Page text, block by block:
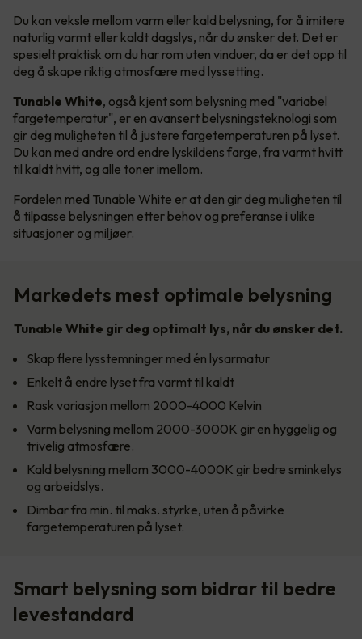
Du kan veksle mellom varm eller kald belysning, for å imitere
naturlig varmt eller kaldt dagslys, når du ønsker det. Det er
spesielt praktisk om du har rom uten vinduer, da er det opp til
deg å skape riktig atmosfære med lyssetting.
Tunable White, også kjent som belysning med "variabel
fargetemperatur", er en avansert belysningsteknologi som
gir deg muligheten til å justere fargetemperaturen på lyset.
Du kan med andre ord endre lyskildens farge, fra varmt hvitt
til kaldt hvitt, og alle toner imellom.
Fordelen med Tunable White er at den gir deg muligheten til
å tilpasse belysningen etter behov og preferanse i ulike
situasjoner og miljøer.
Markedets mest optimale belysning
Tunable White gir deg optimalt lys, når du ønsker det.
Skap flere lysstemninger med én lysarmatur
Enkelt å endre lyset fra varmt til kaldt
Rask variasjon mellom 2000-4000 Kelvin
Varm belysning mellom 2000-3000K gir en hyggelig og
trivelig atmosfære.
Kald belysning mellom 3000-4000K gir bedre sminkelys
og arbeidslys.
Dimbar fra min. til maks. styrke, uten å påvirke
fargetemperaturen på lyset.
Smart belysning som bidrar til bedre
levestandard